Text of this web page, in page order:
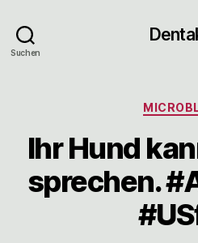
Suchen
Ihr Hund
sprechen.